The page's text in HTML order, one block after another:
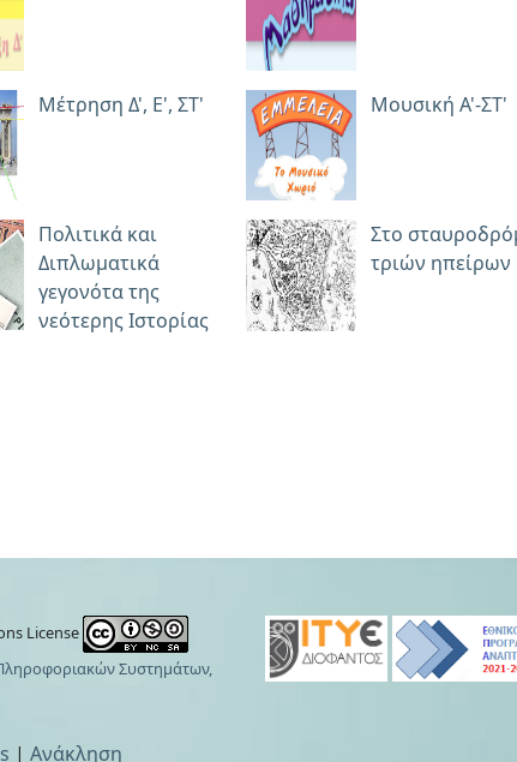
Μέτρηση Δ', Ε', ΣΤ' Μουσική Α'-ΣΤ'
Πολιτικά και
Διπλωματικά
γεγονότα της
νεότερης Ιστορίας
Στο
τριών ηπείρων
License
Συστημάτων,
| Ανάκληση